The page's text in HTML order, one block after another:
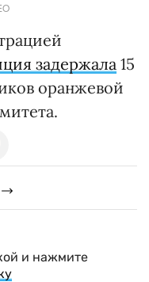
задержала15
оранжевой
и нажмите